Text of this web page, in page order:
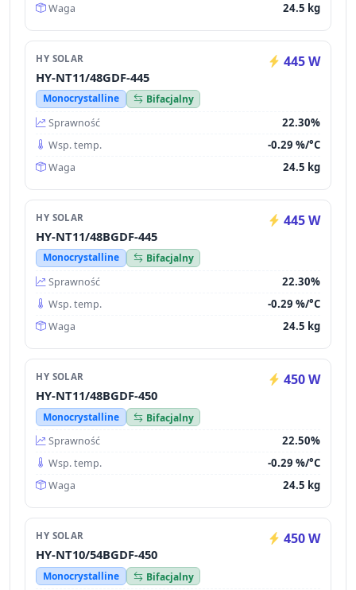
Waga 24.5 kg
HY SOLAR 445 W
HY-NT11/48GDF-445
Monocrystalline
Bifacjalny
Sprawność
22.30%
Wsp. temp. -0.29 %/°C
Waga 24.5 kg
HY SOLAR 445 W
HY-NT11/48BGDF-445
Monocrystalline
Bifacjalny
Sprawność
22.30%
Wsp. temp. -0.29 %/°C
Waga 24.5 kg
HY SOLAR 450 W
HY-NT11/48BGDF-450
Monocrystalline
Bifacjalny
Sprawność
22.50%
Wsp. temp. -0.29 %/°C
Waga 24.5 kg
HY SOLAR 450 W
HY-NT10/54BGDF-450
Monocrystalline
Bifacjalny